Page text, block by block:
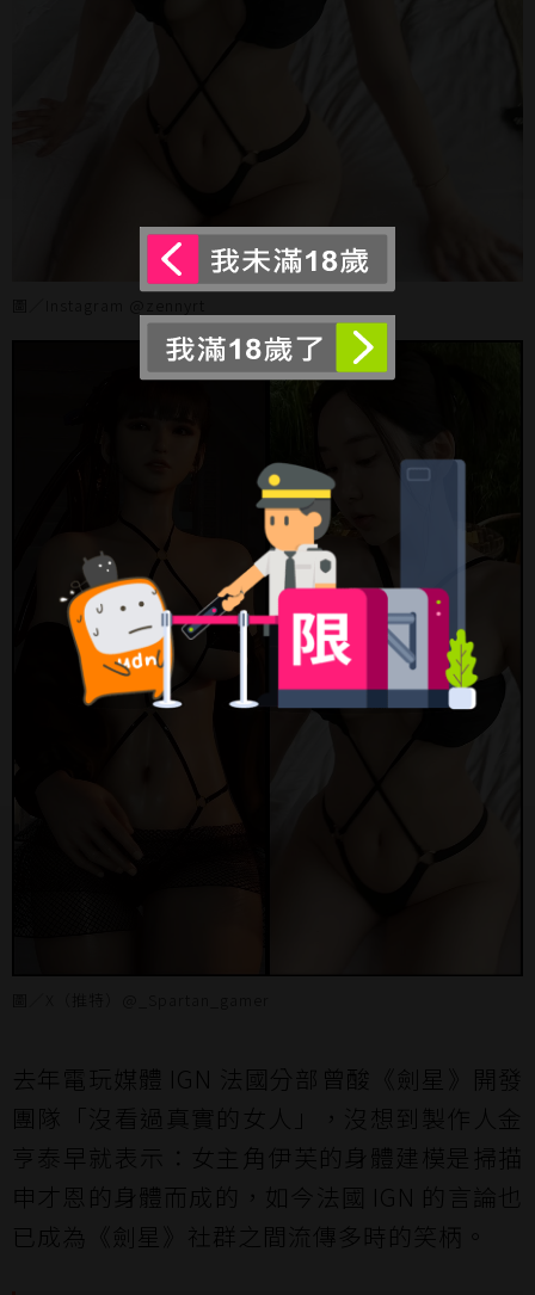
去年電玩媒體 IGN 法國分部曾酸《劍星》開發
團隊「沒看過真實的女人」，沒想到製作人金
亨泰早就表示：女主角伊芙的身體建模是掃描
申才恩的身體而成的，如今法國 IGN 的言論也
已成為《劍星》社群之間流傳多時的笑柄。